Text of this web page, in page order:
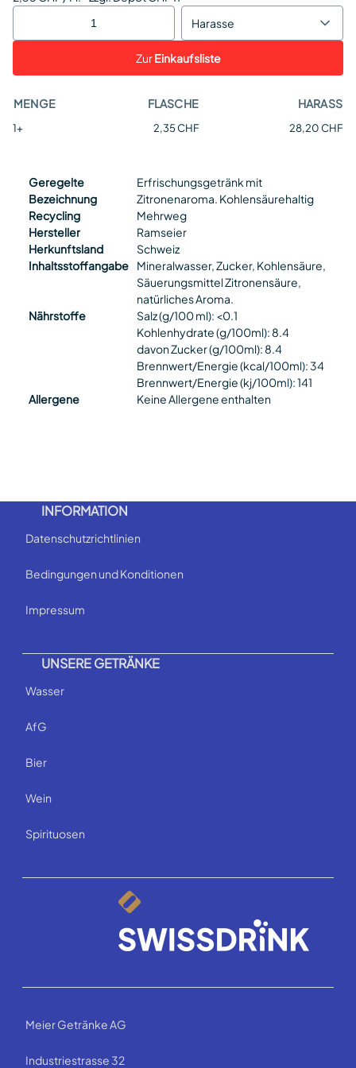
Harasse
ZurEinkaufsliste
MENGE FLASCHE HARASS
1+ 2,35 CHF 28,20 CHF
Geregelte
Bezeichnung
Erfrischungsgetränk mit
Zitronenaroma. Kohlensäurehaltig
Recycling
Mehrweg
Hersteller
Ramseier
Herkunftsland
Schweiz
Inhaltsstoffangabe
Mineralwasser, Zucker, Kohlensäure,
Säuerungsmittel Zitronensäure,
natürliches Aroma.
Nährstoffe
Salz (g/100 ml): <0.1
Kohlenhydrate (g/100ml): 8.4
davon Zucker (g/100ml): 8.4
Brennwert/Energie (kcal/100ml): 34
Brennwert/Energie (kj/100ml): 141
Allergene
Keine Allergene enthalten
INFORMATION
Datenschutzrichtlinien
Bedingungen und Konditionen
Impressum
UNSERE GETRÄNKE
Wasser
AfG
Bier
Wein
Spirituosen
Meier Getränke AG
Industriestrasse 32